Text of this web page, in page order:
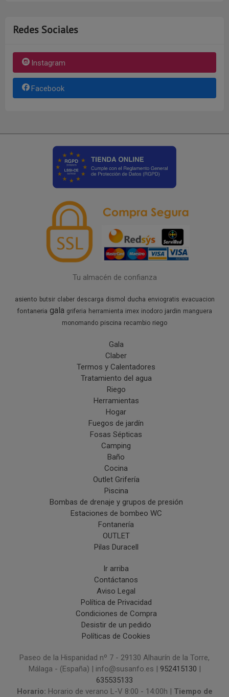
Redes Sociales
Instagram
Facebook
Tu almacén de confianza
asiento butsir claber descarga dismol ducha enviogratis evacuacion
fontaneria gala griferia herramienta imex inodoro jardin manguera
monomando piscina recambio riego
Gala
Claber
Termos y Calentadores
Tratamiento del agua
Riego
Herramientas
Hogar
Fuegos de jardín
Fosas Sépticas
Camping
Baño
Cocina
Outlet Grifería
Piscina
Bombas de drenaje y grupos de presión
Estaciones de bombeo WC
Fontanería
OUTLET
Pilas Duracell
Ir arriba
Contáctanos
Aviso Legal
Política de Privacidad
Condiciones de Compra
Desistir de un pedido
Políticas de Cookies
Paseo de la Hispanidad nº 7 - 29130 Alhaurín de la Torre,
Málaga - (España) | info@susanfo.es | 952415130
635535133
Horario: Horario de verano L-V 8:00 - 14:00h | Tiempo de